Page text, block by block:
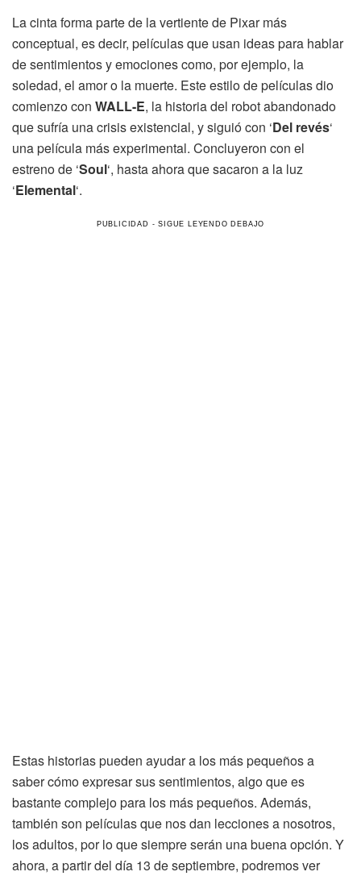
La cinta forma parte de la vertiente de Pixar más
conceptual, es decir, películas que usan ideas para hablar
de sentimientos y emociones como, por ejemplo, la
soledad, el amor o la muerte. Este estilo de películas dio
comienzo con WALL-E, la historia del robot abandonado
que sufría una crisis existencial, y siguió con ‘Del revés‘
una película más experimental. Concluyeron con el
estreno de ‘Soul‘, hasta ahora que sacaron a la luz
‘Elemental‘.
Estas historias pueden ayudar a los más pequeños a
saber cómo expresar sus sentimientos, algo que es
bastante complejo para los más pequeños. Además,
también son películas que nos dan lecciones a nosotros,
los adultos, por lo que siempre serán una buena opción. Y
ahora, a partir del día 13 de septiembre, podremos ver